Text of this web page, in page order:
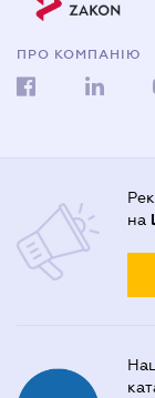
ПРО КОМПАНІЮ
на